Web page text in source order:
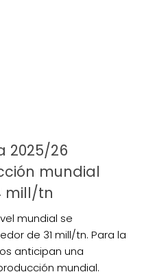
2025/26
mundial
mill/tn
mundial se
de 31 mill/tn. Para la
anticipan una
mundial.